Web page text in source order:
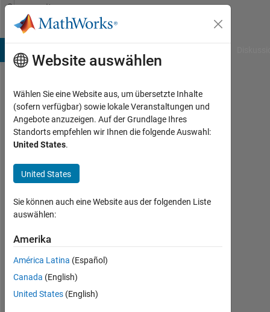
Weiter zum Inhalt
Community
Profile
Nithin
Mukundakumar
Last
mehr
als 3
Jahre
Aktiv
seit
2021
0
Website auswählen
Wählen Sie eine Website aus, um übersetzte Inhalte
(sofern verfügbar) sowie lokale Veranstaltungen und
Angebote anzuzeigen. Auf der Grundlage Ihres
Standorts empfehlen wir Ihnen die folgende Auswahl:
United States.
United States
Sie können auch eine Website aus der folgenden Liste
auswählen:
Amerika
América Latina (Español)
Canada (English)
United States (English)